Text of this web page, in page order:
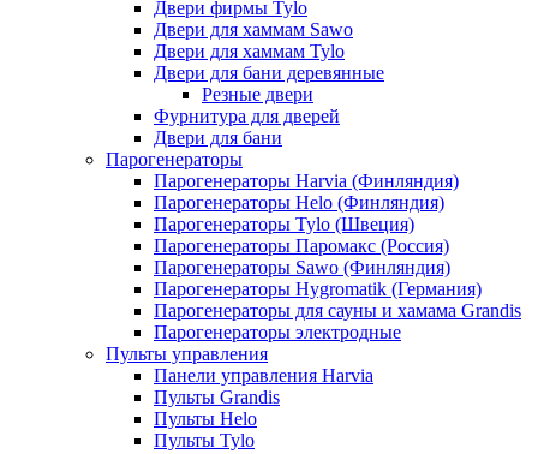
Двери фирмы Tylo
Двери для хаммам Sawo
Двери для хаммам Tylo
Двери для бани деревянные
Резные двери
Фурнитура для дверей
Двери для бани
Парогенераторы
Парогенераторы Harvia (Финляндия)
Парогенераторы Helo (Финляндия)
Парогенераторы Tylo (Швеция)
Парогенераторы Паромакс (Россия)
Парогенераторы Sawo (Финляндия)
Парогенераторы Hygromatik (Германия)
Парогенераторы для сауны и хамама Grandis
Парогенераторы электродные
Пульты управления
Панели управления Harvia
Пульты Grandis
Пульты Helo
Пульты Tylo